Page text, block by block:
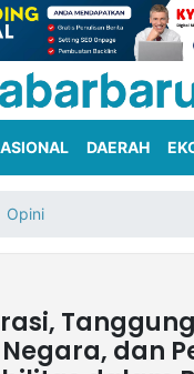
DAERAH
Opini
dan